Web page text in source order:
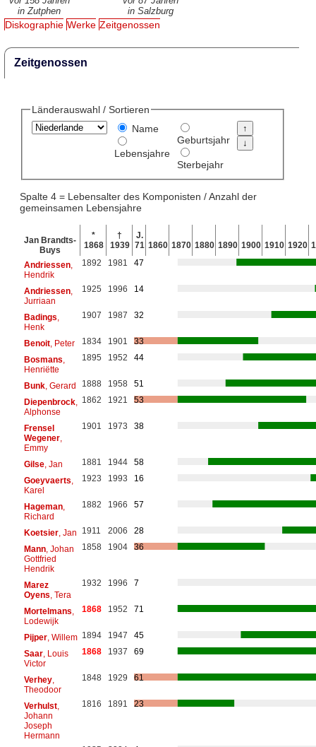
in Zutphen
in Salzburg
Diskographie Werke Zeitgenossen
Zeitgenossen
Länderauswahl / Sortieren
Name
Lebensjahre
Geburtsjahr
Sterbejahr
Spalte 4 = Lebensalter des Komponisten / Anzahl der
gemeinsamen Lebensjahre
Jan Brandts-
Buys
*
1868
†
1939
J.
71 1860 1870 1880 1890 1900 1910 1920
Andriessen,
Hendrik
1892 1981 47
Andriessen,
Jurriaan
1925 1996 14
Badings
Henk
1907 1987 32
Benoit, Peter 1834 1901
33
Bosmans
Henriëtte
1895 1952 44
Bunk, Gerard 1888 1958
51
Diepenbrock,
Alphonse
1862 1921 53
Frensel
Wegener,
Emmy
1901 1973 38
Gilse, Jan 1881 1944
58
Goeyvaerts
Karel
1923 1993 16
Hageman,
Richard
1882 1966 57
Koetsier, Jan 1911 2006
28
Mann, Johan
Gottfried
Hendrik
1858 1904 36
Marez
Oyens , Tera
1932 1996 7
Mortelmans
Lodewijk
1868 1952 71
Pijper, Willem 1894 1947
45
Saar, Louis
Victor
1868 1937 69
Verhey,
Theodoor
1848 1929 61
Verhulst,
Johann
Joseph
Hermann
1816 1891 23